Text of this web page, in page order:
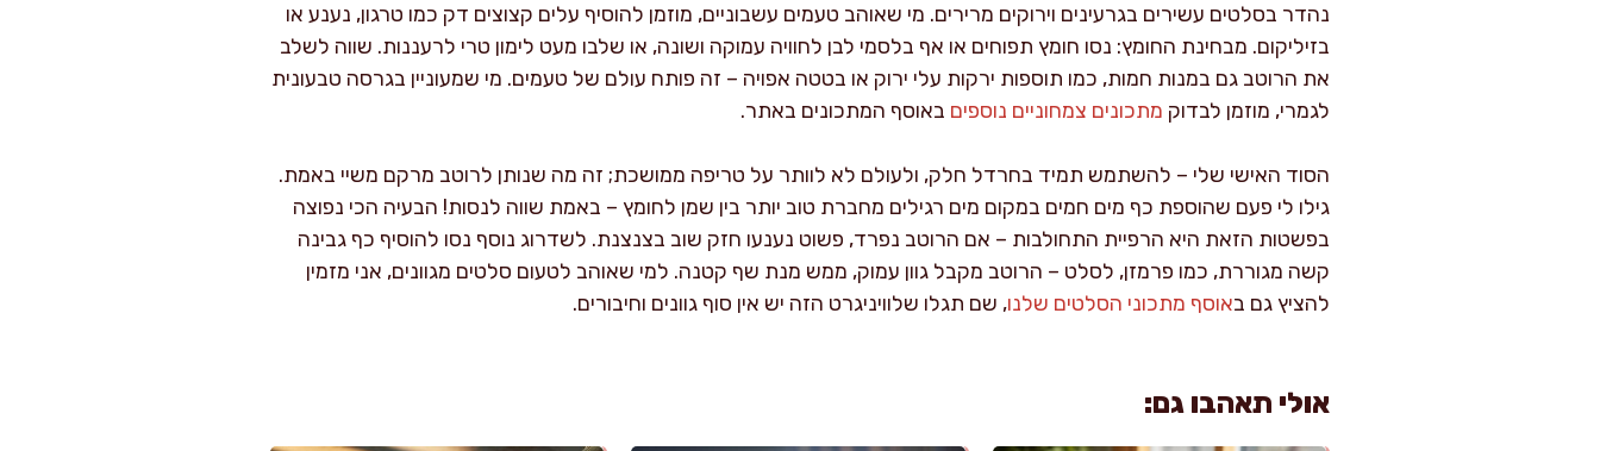
נהדר בסלטים עשירים בגרעינים וירוקים מרירים. מי שאוהב טעמים עשבוניים, מוזמן להוסיף עלים קצוצים דק כמו טרגון, נענע או
בזיליקום. מבחינת החומץ: נסו חומץ תפוחים או אף בלסמי לבן לחוויה עמוקה ושונה, או שלבו מעט לימון טרי לרעננות. שווה לשלב
את הרוטב גם במנות חמות, כמו תוספות ירקות עלי ירוק או בטטה אפויה – זה פותח עולם של טעמים. מי שמעוניין בגרסה טבעונית
לגמרי, מוזמן לבדוק מתכונים צמחוניים נוספים באוסף המתכונים באתר.
הסוד האישי שלי – להשתמש תמיד בחרדל חלק, ולעולם לא לוותר על טריפה ממושכת; זה מה שנותן לרוטב מרקם משיי באמת.
גילו לי פעם שהוספת כף מים חמים במקום מים רגילים מחברת טוב יותר בין שמן לחומץ – באמת שווה לנסות! הבעיה הכי נפוצה
בפשטות הזאת היא הרפיית התחולבות – אם הרוטב נפרד, פשוט נענעו חזק שוב בצנצנת. לשדרוג נוסף נסו להוסיף כף גבינה
קשה מגוררת, כמו פרמזן, לסלט – הרוטב מקבל גוון עמוק, ממש מנת שף קטנה. למי שאוהב לטעום סלטים מגוונים, אני מזמין
להציץ גם באוסף מתכוני הסלטים שלנו, שם תגלו שלוויניגרט הזה יש אין סוף גוונים וחיבורים.
אולי תאהבו גם: